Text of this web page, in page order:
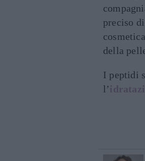
preciso
della
I peptidi
l’